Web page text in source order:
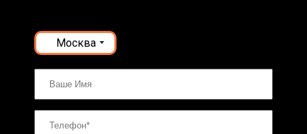
Москва